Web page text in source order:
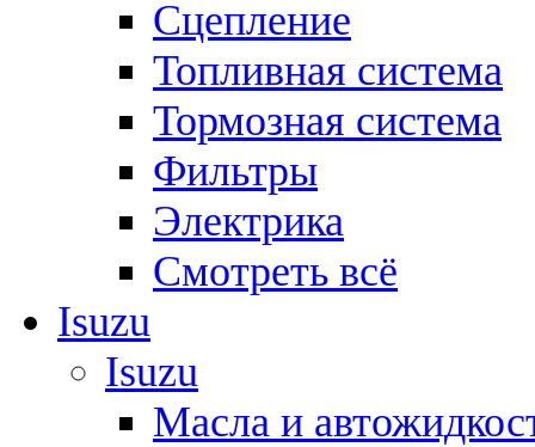
Сцепление
Топливная система
Тормозная система
Фильтры
Электрика
Смотреть всё
Isuzu
Isuzu
Масла и